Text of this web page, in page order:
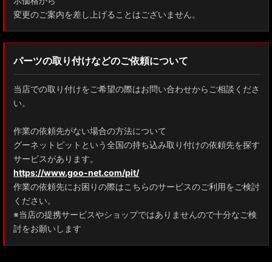
変更のご案内を差し上げることはございません。
パーツの取り付けなどのご依頼について
当店での取り付けをご希望の際はお問い合わせからご相談くださ
い。
作業の依頼先がない場合の方法について
グーネットピットという全国の持ち込み取り付けの依頼先を探す
サービスがあります。
https://www.goo-net.com/pit/
作業の依頼先にお困りの際はこちらのサービスのご利用をご検討
ください。
※当店の提携サービスやショップではありませんので十分なご検
討をお願いします